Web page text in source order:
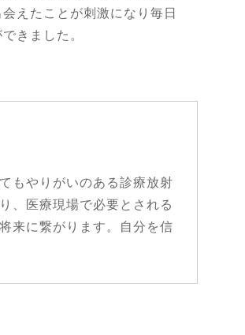
えたことが刺激になり毎日
きました。
もやりがいのある診療放射
、医療現場で必要とされる
来に繋がります。自分を信